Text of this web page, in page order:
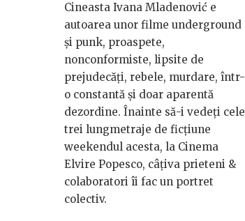
Cineasta Ivana Mladenović e
autoarea unor filme underground
și punk, proaspete,
nonconformiste, lipsite de
prejudecăți, rebele, murdare, într-
o constantă și doar aparentă
dezordine. Înainte să-i vedeți cele
trei lungmetraje de ficțiune
weekendul acesta, la Cinema
Elvire Popesco, câțiva prieteni &
colaboratori îi fac un portret
colectiv.